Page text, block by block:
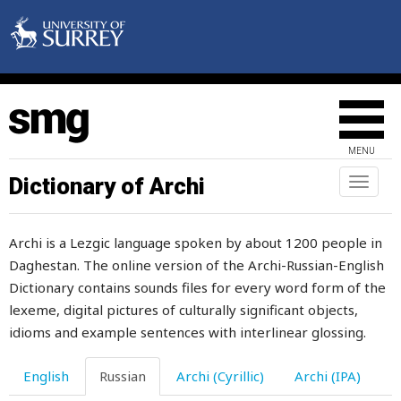
MENU
Toggle
Dictionary of Archi
Archi is a Lezgic language spoken by about 1200 people in
Daghestan. The online version of the Archi-Russian-English
Dictionary contains sounds files for every word form of the
lexeme, digital pictures of culturally significant objects,
idioms and example sentences with interlinear glossing.
English Russian Archi (Cyrillic) Archi (IPA)
удерживать
удила
удлинять
удлиняться
удобно
удобный
удобрять
удобство